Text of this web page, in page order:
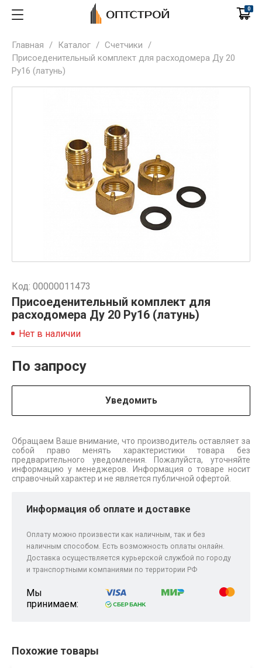
0
Главная / Каталог / Счетчики /
Присоеденительный комплект для расходомера Ду 20
Ру16 (латунь)
Код: 00000011473
Присоеденительный комплект для
расходомера Ду 20 Ру16 (латунь)
Нет в наличии
По запросу
Уведомить
Обращаем Ваше внимание, что производитель оставляет за
собой право менять характеристики товара без
предварительного уведомления. Пожалуйста, уточняйте
информацию у менеджеров. Информация о товаре носит
справочный характер и не является публичной офертой.
Информация об оплате и доставке
Оплату можно произвести как наличным, так и без
наличным способом. Есть возможность оплаты онлайн.
Доставка осуществляется курьерской службой по городу
и транспортными компаниями по территории РФ
Мы
принимаем:
Похожие товары